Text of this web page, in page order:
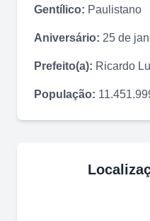
Gentílico: Paulistano
Aniversário: 25 de
Prefeito(a): Ricardo
População: